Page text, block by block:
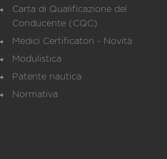
Carta di Qualificazione del
Conducente (CQC)
Medici Certificatori - Novità
Modulistica
Patente nautica
Normativa